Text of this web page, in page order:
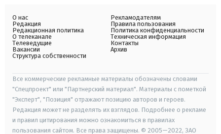
О нас
Редакция
Редакционная политика
О телеканале
Телеведущие
Вакансии
Структура собственности
Рекламодателям
Правила пользования
Политика конфиденциальности
Техническая информация
Контакты
Архив
Все коммерческие рекламные материалы обозначены словами
"Спецпроект" или "Партнерский материал". Материалы с пометкой
"Эксперт", "Позиция" отражают позицию авторов и героев.
Редакция может не разделять их взглядов. Подробнее о рекламе
и правил цитирования можно ознакомиться в правилах
пользования сайтом. Все права защищены. © 2005—2022, ЗАО